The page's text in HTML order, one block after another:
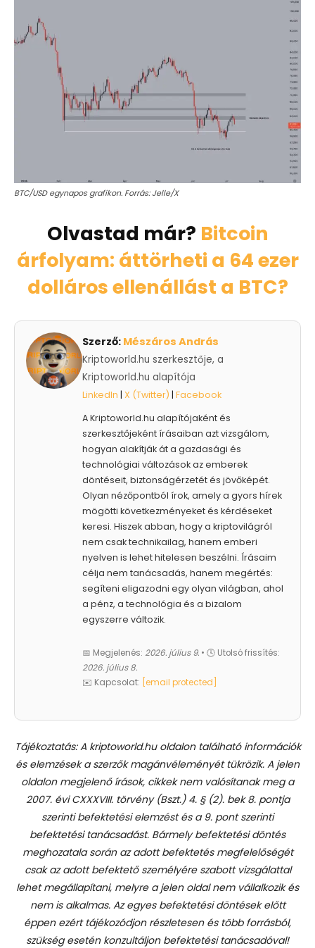
BTC/USD egynapos grafikon. Forrás: Jelle/X
Olvastad már? Bitcoin
árfolyam: áttörheti a 64 ezer
dolláros ellenállást a BTC?
Szerző: Mészáros András
Kriptoworld.hu szerkesztője, a
Kriptoworld.hu alapítója
LinkedIn | X (Twitter) | Facebook
A Kriptoworld.hu alapítójaként és
szerkesztőjeként írásaiban azt vizsgálom,
hogyan alakítják át a gazdasági és
technológiai változások az emberek
döntéseit, biztonságérzetét és jövőképét.
Olyan nézőpontból írok, amely a gyors hírek
mögötti következményeket és kérdéseket
keresi. Hiszek abban, hogy a kriptovilágról
nem csak technikailag, hanem emberi
nyelven is lehet hitelesen beszélni. Írásaim
célja nem tanácsadás, hanem megértés:
segíteni eligazodni egy olyan világban, ahol
a pénz, a technológia és a bizalom
egyszerre változik.
📅 Megjelenés: 2026. július 9. • 🕓 Utolsó frissítés:
2026. július 8.
✉️ Kapcsolat:
[email protected]
Tájékoztatás: A kriptoworld.hu oldalon található információk
és elemzések a szerzők magánvéleményét tükrözik. A jelen
oldalon megjelenő írások, cikkek nem valósítanak meg a
2007. évi CXXXVIII. törvény (Bszt.) 4. § (2). bek 8. pontja
szerinti befektetési elemzést és a 9. pont szerinti
befektetési tanácsadást. Bármely befektetési döntés
meghozatala során az adott befektetés megfelelőségét
csak az adott befektető személyére szabott vizsgálattal
lehet megállapítani, melyre a jelen oldal nem vállalkozik és
nem is alkalmas. Az egyes befektetési döntések előtt
éppen ezért tájékozódjon részletesen és több forrásból,
szükség esetén konzultáljon befektetési tanácsadóval!